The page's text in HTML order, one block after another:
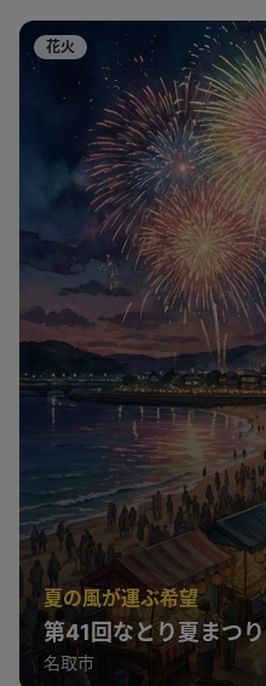
花火
夏の風が運ぶ希望
第41回なとり夏まつり
名取市